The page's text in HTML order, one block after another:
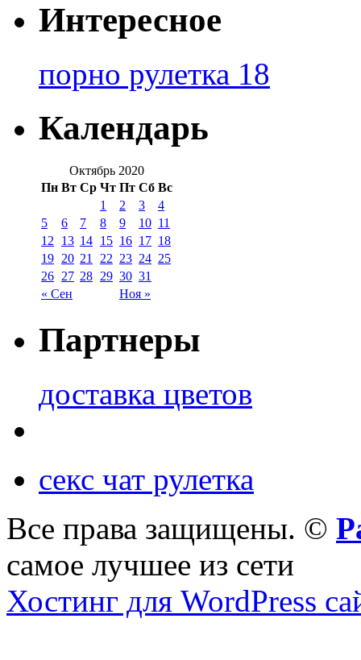
Интересное
порно рулетка 18
Календарь
Октябрь 2020
Пн Вт Ср Чт Пт Сб Вс
« Сен Ноя »
1 2 3
4
5
6 7 8 9 10 11
12
13 14 15 16 17 18
19 20 21 22 23 24 25
26 27 28 29 30 31
Партнеры
доставка цветов
секс чат рулетка
Все права защищены. ©
самое лучшее из сети
Хостинг для WordPress